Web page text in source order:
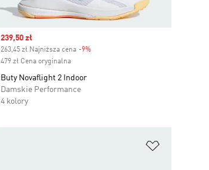
Sale price
239,50 zł
263,45 zł Najniższa cena -9%Discount
479 zł Cena oryginalna
Buty Novaflight 2 Indoor
Damskie Performance
4 kolory